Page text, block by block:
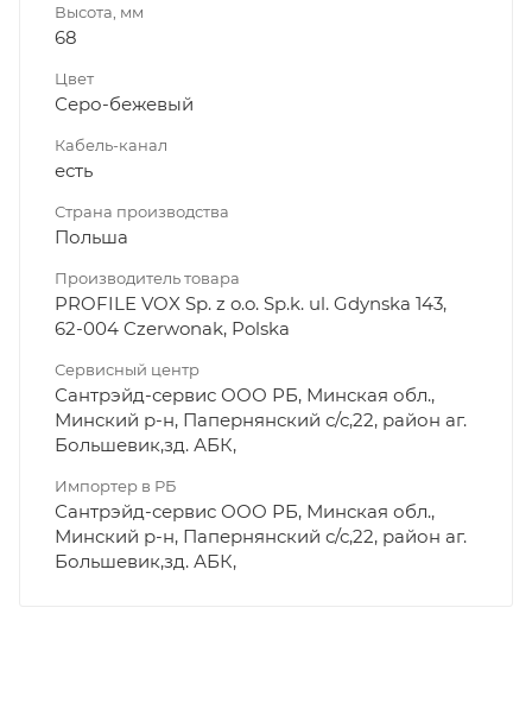
Высота, мм
68
Цвет
Серо-бежевый
Кабель-канал
есть
Страна производства
Польша
Производитель товара
PROFILE VOX Sp. z o.o. Sp.k. ul. Gdynska 143,
62-004 Czerwonak, Polska
Сервисный центр
Сантрэйд-сервис ООО РБ, Минская обл.,
Минский р-н, Папернянский с/с,22, район аг.
Большевик,зд. АБК,
Импортер в РБ
Сантрэйд-сервис ООО РБ, Минская обл.,
Минский р-н, Папернянский с/с,22, район аг.
Большевик,зд. АБК,